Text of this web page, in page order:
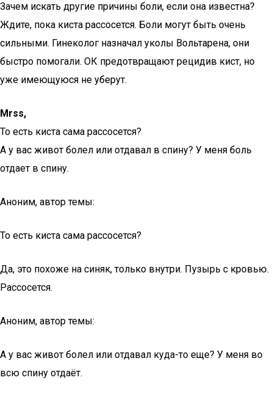
Зачем искать другие причины боли, если она известна?
Ждите, пока киста рассосется. Боли могут быть очень
сильными. Гинеколог назначал уколы Вольтарена, они
быстро помогали. ОК предотвращают рецидив кист, но
уже имеющуюся не уберут.
Mrss,
То есть киста сама рассосется?
А у вас живот болел или отдавал в спину? У меня боль
отдает в спину.
Аноним, автор темы:
То есть киста сама рассосется?
Да, это похоже на синяк, только внутри. Пузырь с кровью.
Рассосется.
Аноним, автор темы:
А у вас живот болел или отдавал куда-то еще? У меня во
всю спину отдаёт.